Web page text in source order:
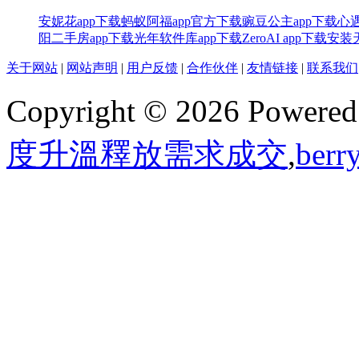
安妮花app下载蚂蚁阿福app官方下载豌豆公主app下载心
阳二手房app下载光年软件库app下载ZeroAI app下载安装
关于网站 | 网站声明 | 用户反馈 | 合作伙伴 | 友情链接 | 联系我们
Copyright © 2026
度升溫釋放需求成交,